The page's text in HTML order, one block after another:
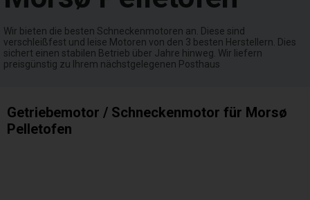
Wir bieten die besten Schneckenmotoren an. Diese sind
verschleißfest und leise Motoren von den 3 besten Herstellern. Dies
sichert einen stabilen Betrieb über Jahre hinweg. Wir liefern
preisgünstig zu Ihrem nächstgelegenen Posthaus
Getriebemotor / Schneckenmotor für Morsø
Pelletofen